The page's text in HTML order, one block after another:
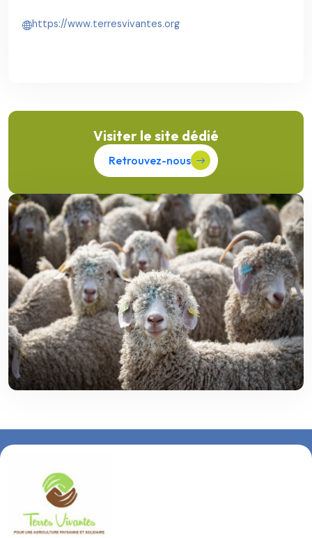
https://www.terresvivantes.org
Visiter le site dédié
Retrouvez-nous